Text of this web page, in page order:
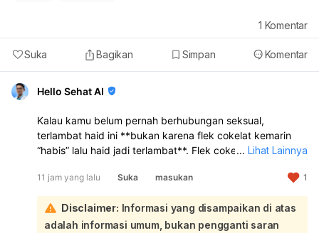
Suka Bagikan Simpan Komentar
1 Komentar
Hello Sehat AI
Kalau kamu belum pernah berhubungan seksual,
terlambat haid ini **bukan karena flek cokelat kemarin
“habis” lalu haid jadi terlambat**. Flek cokelat sebelum
kurang tidur, perubahan gaya hidup, atau siklus haid
yang memang sedang tidak teratur**. Jadi kemungkinan
besar flek itu hanya tanda hormon sedang berubah,
bukan penyebab langsung telat haid:
... Lihat Lainnya
11 jam yang lalu Suka masukan 1
Disclaimer: Informasi yang disampaikan di atas
adalah informasi umum, bukan pengganti saran